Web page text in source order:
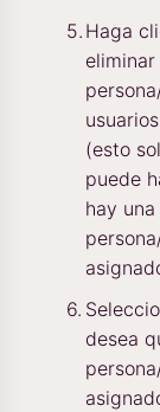
Haga
eliminar
(esto
puede
hay una
desea